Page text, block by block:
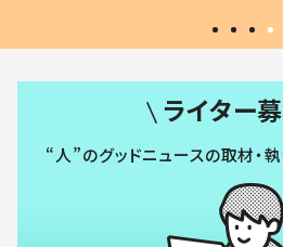
ライター募
“人”のグッドニュースの取材・